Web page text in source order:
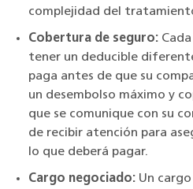
complejidad del
Cobertura de seguro:
tener un deducible
paga antes de que su
un desembolso máximo y
que se comunique con su
de recibir atención para
lo que deberá pagar.
Cargo negociado: Un